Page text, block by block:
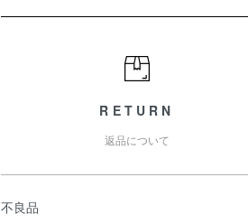
RETURN
返品について
不良品